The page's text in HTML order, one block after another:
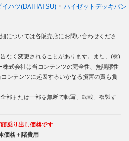
イハツ(DAIHATSU) ハイゼットデッキバン
については各販売店にお問い合わせくださ
なく変更されることがあります。また、(株)
株式会社は当コンテンツの完全性、無誤謬性
ンテンツに起因するいかなる損害の責も負
部または一部を無断で転写、転載、複製す
乗り出し価格です
価格＋諸費用